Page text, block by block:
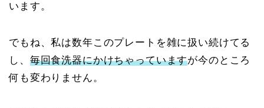
います。
でもね、私は数年このプレートを雑に扱い続けてる
し、 毎回食洗器にかけちゃっていますが今のところ
何も変わりません。